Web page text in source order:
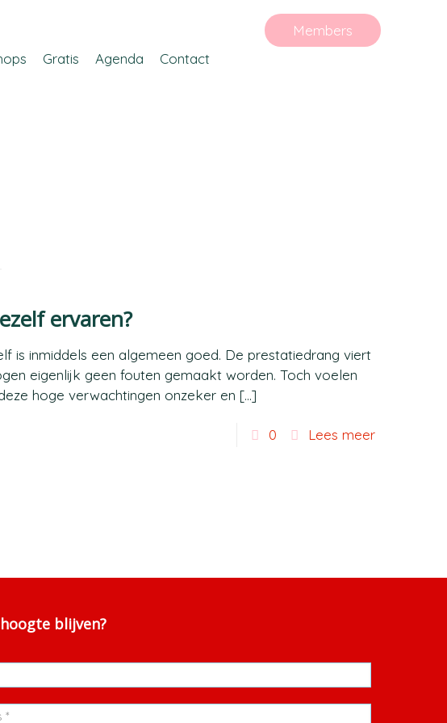
Gratis Agenda Contact
Members
ervaren?
is inmiddels een algemeen goed. De prestatiedrang viert
eigenlijk geen fouten gemaakt worden. Toch voelen
hoge verwachtingen onzeker en […]
0 Lees meer
blijven?